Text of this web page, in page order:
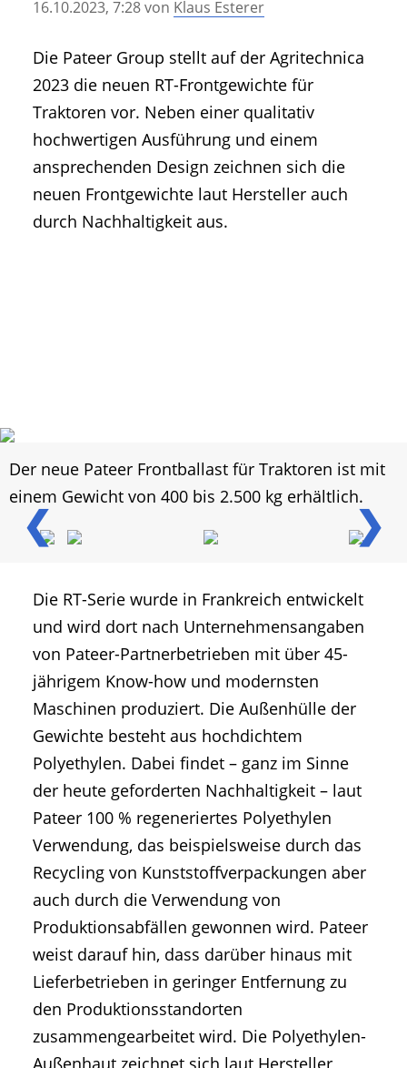
• Geschichte und Geschichten
• Mitteilung der Redaktion
• Agritechnica Neuheiten Archiv
• Artikel nach Hersteller/Marke
16.10.2023, 7:28von Klaus Esterer
Die Pateer Group stellt auf der Agritechnica
2023 die neuen RT-Frontgewichte für
Traktoren vor. Neben einer qualitativ
hochwertigen Ausführung und einem
ansprechenden Design zeichnen sich die
neuen Frontgewichte laut Hersteller auch
durch Nachhaltigkeit aus.
❮ ❯
Der neue Pateer Frontballast für Traktoren ist mit
einem Gewicht von 400 bis 2.500 kg erhältlich.
Die RT-Serie wurde in Frankreich entwickelt
und wird dort nach Unternehmensangaben
von Pateer-Partnerbetrieben mit über 45-
jährigem Know-how und modernsten
Maschinen produziert. Die Außenhülle der
Gewichte besteht aus hochdichtem
Polyethylen. Dabei findet – ganz im Sinne
der heute geforderten Nachhaltigkeit – laut
Pateer 100 % regeneriertes Polyethylen
Verwendung, das beispielsweise durch das
Recycling von Kunststoffverpackungen aber
auch durch die Verwendung von
Produktionsabfällen gewonnen wird. Pateer
weist darauf hin, dass darüber hinaus mit
Lieferbetrieben in geringer Entfernung zu
den Produktionsstandorten
zusammengearbeitet wird. Die Polyethylen-
Außenhaut zeichnet sich laut Hersteller